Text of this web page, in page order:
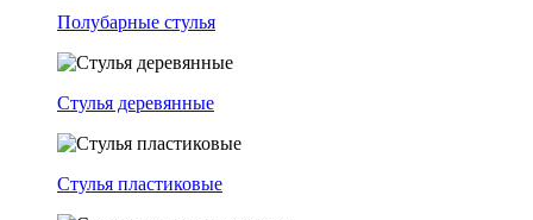
Полубарные стулья
Стулья деревянные
Стулья пластиковые